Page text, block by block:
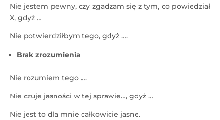
Nie jestem pewny, czy zgadzam się z tym, co powiedział
X, gdyż …
Nie potwierdziłbym tego, gdyż ….
Brak zrozumienia
Nie rozumiem tego ….
Nie czuje jasności w tej sprawie…, gdyż …
Nie jest to dla mnie całkowicie jasne.